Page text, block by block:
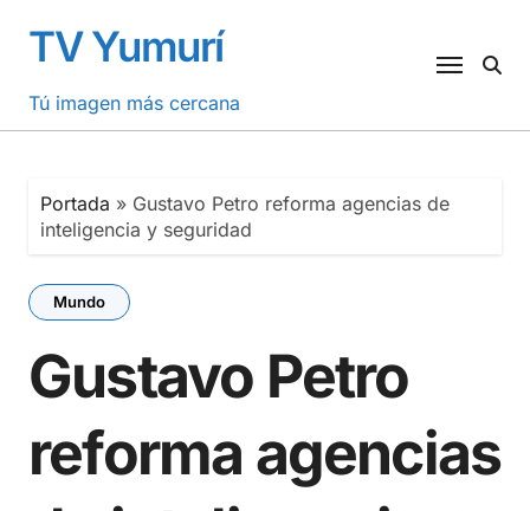
contenido
TV Yumurí
Tú imagen más cercana
Portada » Gustavo Petro reforma agencias de
inteligencia y seguridad
Mundo
Gustavo Petro
reforma agencias